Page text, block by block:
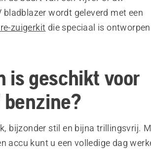
wordt geleverd met een
zuigerkit die speciaal is
is geschikt voor
bijzonder stil en bijna trillingsvrij.
accu kunt u een volledige dag